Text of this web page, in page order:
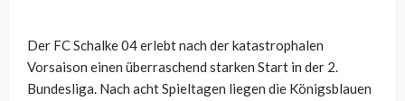
Der FC Schalke 04 erlebt nach der katastrophalen
Vorsaison einen überraschend starken Start in der 2.
Bundesliga. Nach acht Spieltagen liegen die Königsblauen